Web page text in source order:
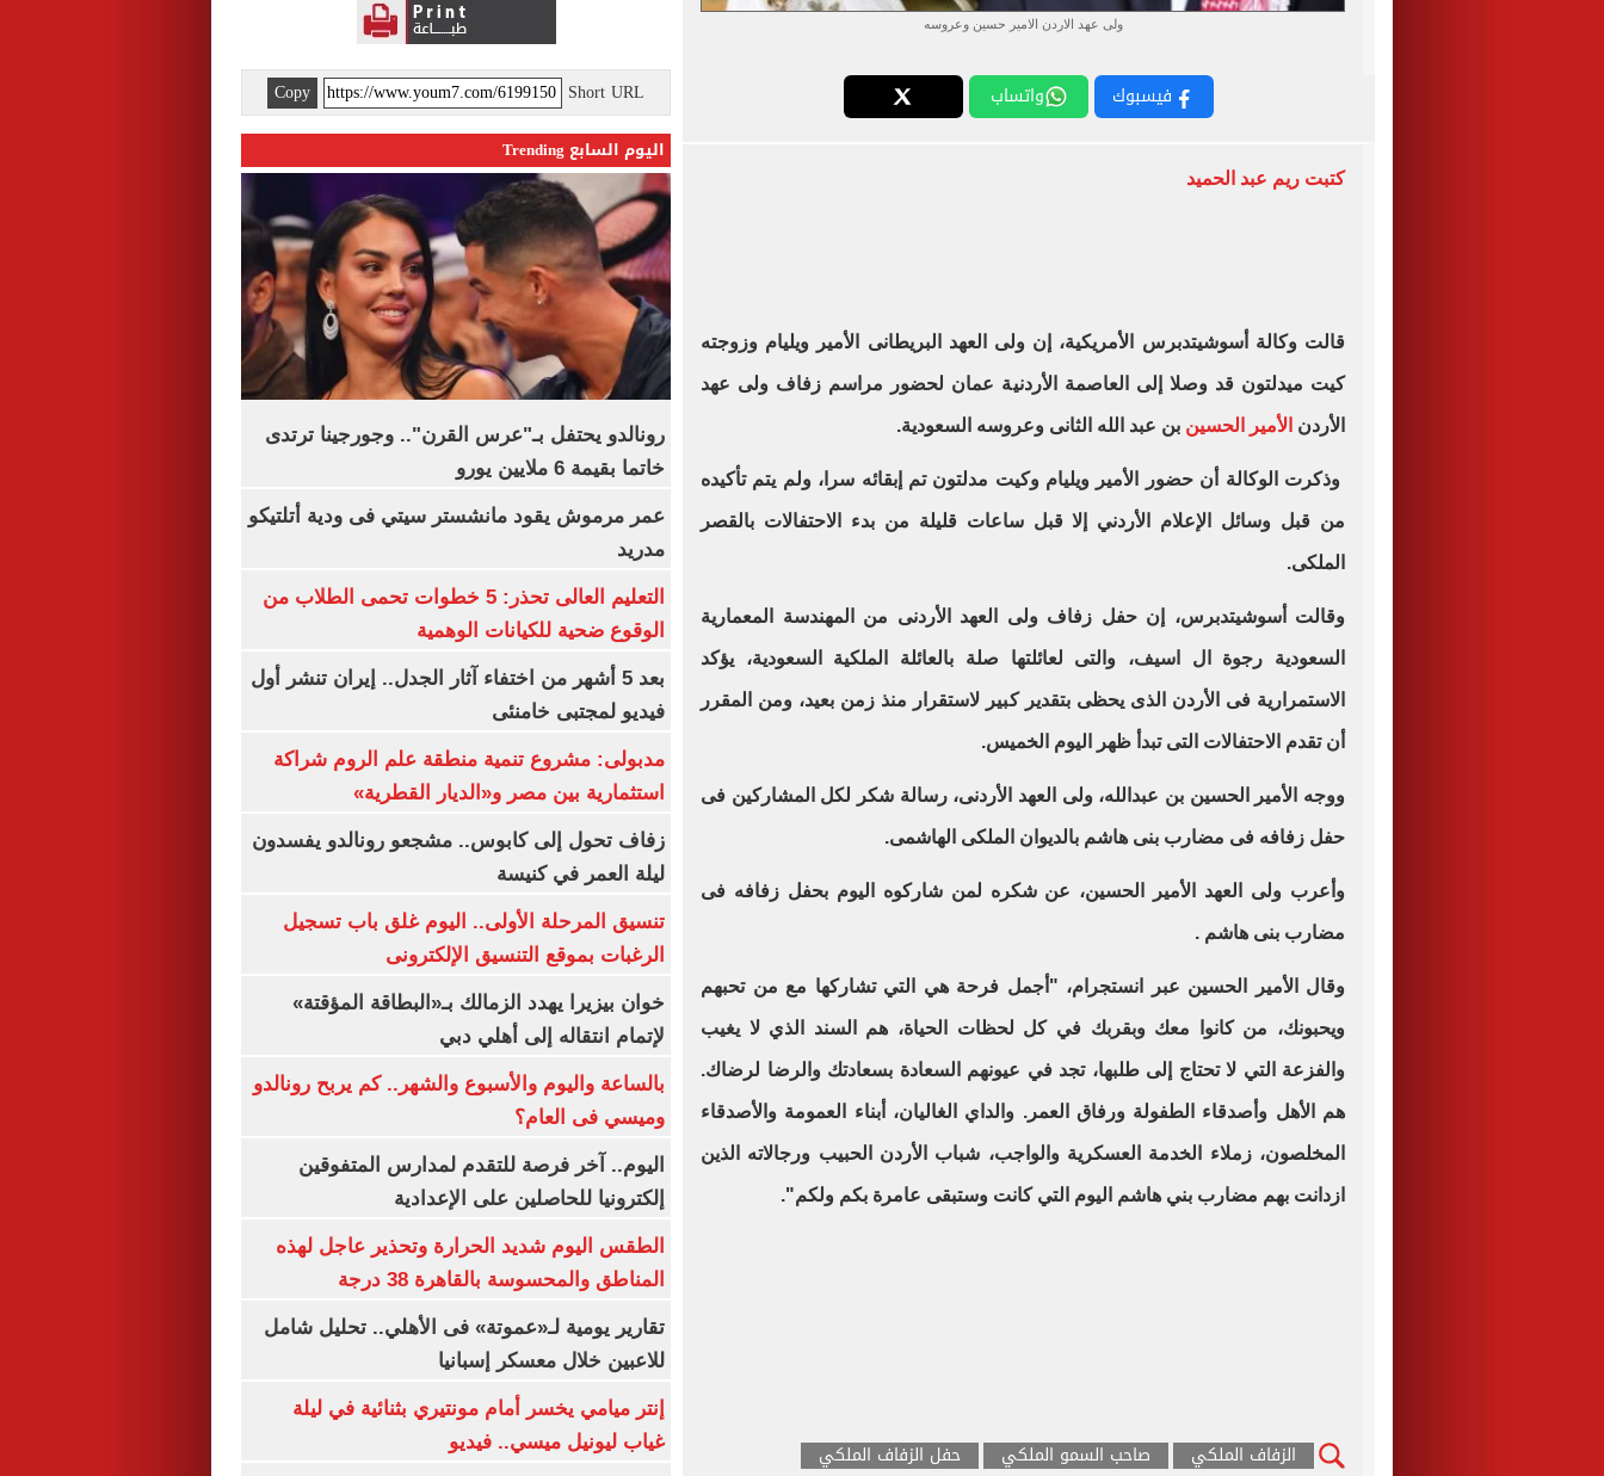
ولى عهد الاردن الامير حسين وعروسه
فيسبوك واتساب
كتبت ريم عبد الحميد
قالت وكالة أسوشيتدبرس الأمريكية، إن ولى العهد البريطانى الأمير ويليام وزوجته
كيت ميدلتون قد وصلا إلى العاصمة الأردنية عمان لحضور مراسم زفاف ولى عهد
الأردن الأمير الحسين بن عبد الله الثانى وعروسه السعودية.
وذكرت الوكالة أن حضور الأمير ويليام وكيت مدلتون تم إبقائه سرا، ولم يتم تأكيده
من قبل وسائل الإعلام الأردني إلا قبل ساعات قليلة من بدء الاحتفالات بالقصر
الملكى.
وقالت أسوشيتدبرس، إن حفل زفاف ولى العهد الأردنى من المهندسة المعمارية
السعودية رجوة ال اسيف، والتى لعائلتها صلة بالعائلة الملكية السعودية، يؤكد
الاستمرارية فى الأردن الذى يحظى بتقدير كبير لاستقرار منذ زمن بعيد، ومن المقرر
أن تقدم الاحتفالات التى تبدأ ظهر اليوم الخميس.
ووجه الأمير الحسين بن عبدالله، ولى العهد الأردنى، رسالة شكر لكل المشاركين فى
حفل زفافه فى مضارب بنى هاشم بالديوان الملكى الهاشمى.
وأعرب ولى العهد الأمير الحسين، عن شكره لمن شاركوه اليوم بحفل زفافه فى
مضارب بنى هاشم .
وقال الأمير الحسين عبر انستجرام، "أجمل فرحة هي التي تشاركها مع من تحبهم
ويحبونك، من كانوا معك وبقربك في كل لحظات الحياة، هم السند الذي لا يغيب
والفزعة التي لا تحتاج إلى طلبها، تجد في عيونهم السعادة بسعادتك والرضا لرضاك.
هم الأهل وأصدقاء الطفولة ورفاق العمر. والداي الغاليان، أبناء العمومة والأصدقاء
المخلصون، زملاء الخدمة العسكرية والواجب، شباب الأردن الحبيب ورجالاته الذين
ازدانت بهم مضارب بني هاشم اليوم التي كانت وستبقى عامرة بكم ولكم".
الزفاف الملكي صاحب السمو الملكي
حفل الزفاف الملكي
Short URL
Copy
اليوم السابع Trending
رونالدو يحتفل بـ"عرس القرن".. وجورجينا ترتدى
خاتما بقيمة 6 ملايين يورو
عمر مرموش يقود مانشستر سيتي فى ودية أتلتيكو
مدريد
التعليم العالى تحذر: 5 خطوات تحمى الطلاب من
الوقوع ضحية للكيانات الوهمية
بعد 5 أشهر من اختفاء آثار الجدل.. إيران تنشر أول
فيديو لمجتبى خامنئى
مدبولى: مشروع تنمية منطقة علم الروم شراكة
استثمارية بين مصر و«الديار القطرية»
زفاف تحول إلى كابوس.. مشجعو رونالدو يفسدون
ليلة العمر في كنيسة
تنسيق المرحلة الأولى.. اليوم غلق باب تسجيل
الرغبات بموقع التنسيق الإلكترونى
خوان بيزيرا يهدد الزمالك بـ«البطاقة المؤقتة»
لإتمام انتقاله إلى أهلي دبي
بالساعة واليوم والأسبوع والشهر.. كم يربح رونالدو
وميسي فى العام؟
اليوم.. آخر فرصة للتقدم لمدارس المتفوقين
إلكترونيا للحاصلين على الإعدادية
الطقس اليوم شديد الحرارة وتحذير عاجل لهذه
المناطق والمحسوسة بالقاهرة 38 درجة
تقارير يومية لـ«عموتة» فى الأهلي.. تحليل شامل
للاعبين خلال معسكر إسبانيا
إنتر ميامي يخسر أمام مونتيري بثنائية في ليلة
غياب ليونيل ميسي.. فيديو